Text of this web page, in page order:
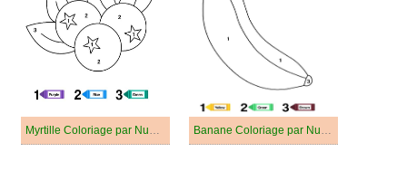
Myrtille Coloriage par Numéro Banane Coloriage par Numéro